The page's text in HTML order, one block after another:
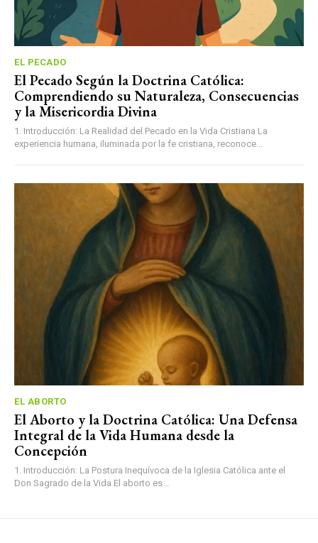
EL PECADO
El Pecado Según la Doctrina Católica:
Comprendiendo su Naturaleza, Consecuencias
y la Misericordia Divina
1. Introducción: La Realidad del Pecado en la Vida Cristiana La
experiencia humana, iluminada por la fe cristiana, reconoce...
EL ABORTO
El Aborto y la Doctrina Católica: Una Defensa
Integral de la Vida Humana desde la
Concepción
1. Introducción: La Postura Inequívoca de la Iglesia Católica ante el
Don Sagrado de la Vida El aborto es...